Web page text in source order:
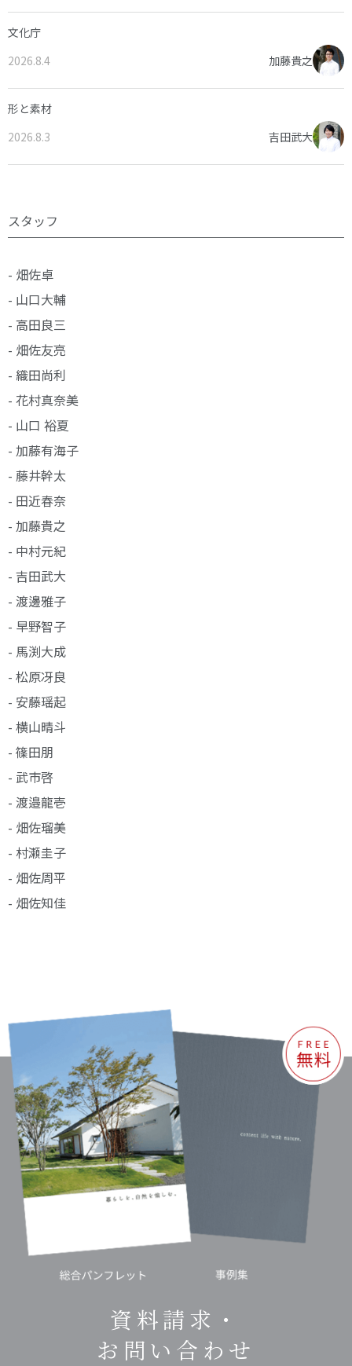
文化庁
2026.8.4
加藤貴之
形と素材
2026.8.3
吉田武大
スタッフ
- 畑佐卓
- 山口大輔
- 高田良三
- 畑佐友亮
- 織田尚利
- 花村真奈美
- 山口 裕夏
- 加藤有海子
- 藤井幹太
- 田近春奈
- 加藤貴之
- 中村元紀
- 吉田武大
- 渡邊雅子
- 早野智子
- 馬渕大成
- 松原冴良
- 安藤瑶起
- 横山晴斗
- 篠田朋
- 武市啓
- 渡邉龍壱
- 畑佐瑠美
- 村瀬圭子
- 畑佐周平
- 畑佐知佳
資料請求・
お問い合わせ